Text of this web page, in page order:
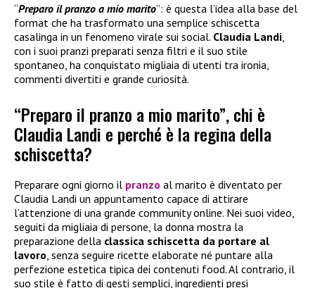
“Preparo il pranzo a mio marito”: è questa l’idea alla base del
format che ha trasformato una semplice schiscetta
casalinga in un fenomeno virale sui social. Claudia Landi
con i suoi pranzi preparati senza filtri e il suo stile
spontaneo, ha conquistato migliaia di utenti tra ironia,
commenti divertiti e grande curiosità.
“Preparo il pranzo a mio marito”, chi è
Claudia Landi e perché è la regina della
schiscetta?
Preparare ogni giorno il pranzo al marito è diventato per
Claudia Landi un appuntamento capace di attirare
l’attenzione di una grande community online. Nei suoi video,
seguiti da migliaia di persone, la donna mostra la
preparazione della classica schiscetta da portare al
lavoro, senza seguire ricette elaborate né puntare alla
perfezione estetica tipica dei contenuti food. Al contrario, il
suo stile è fatto di gesti semplici, ingredienti presi